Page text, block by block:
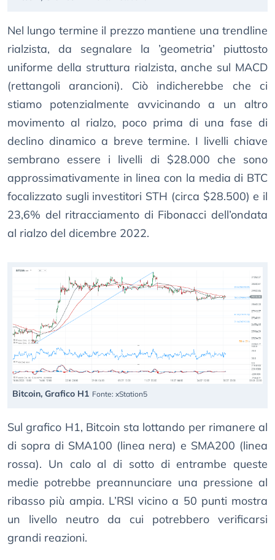
Nel lungo termine il prezzo mantiene una trendline
rialzista, da segnalare la ’geometria’ piuttosto
uniforme della struttura rialzista, anche sul MACD
(rettangoli arancioni). Ciò indicherebbe che ci
stiamo potenzialmente avvicinando a un altro
movimento al rialzo, poco prima di una fase di
declino dinamico a breve termine. I livelli chiave
sembrano essere i livelli di $28.000 che sono
approssimativamente in linea con la media di BTC
focalizzato sugli investitori STH (circa $28.500) e il
23,6% del ritracciamento di Fibonacci dell’ondata
al rialzo del dicembre 2022.
Bitcoin, Grafico H1 Fonte: xStation5
Sul grafico H1, Bitcoin sta lottando per rimanere al
di sopra di SMA100 (linea nera) e SMA200 (linea
rossa). Un calo al di sotto di entrambe queste
medie potrebbe preannunciare una pressione al
ribasso più ampia. L’RSI vicino a 50 punti mostra
un livello neutro da cui potrebbero verificarsi
grandi reazioni.